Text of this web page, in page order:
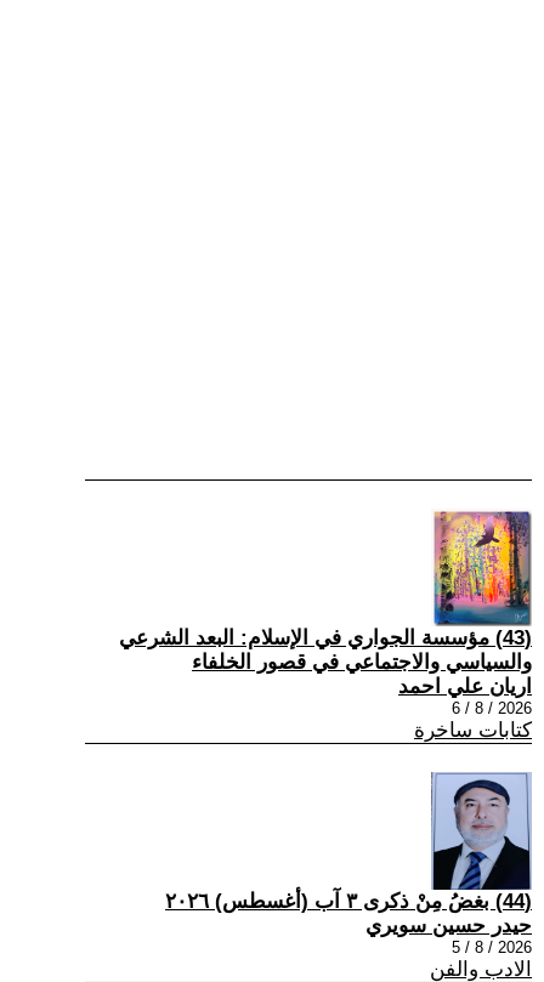
(43) مؤسسة الجواري في الإسلام: البعد الشرعي
والسياسي والاجتماعي في قصور الخلفاء
اريان علي احمد
2026 / 8 / 6
كتابات ساخرة
(44) بغضُ مِنْ ذكرى ٣ آب (أغسطس) ٢٠٢٦
حيدر حسين سويري
2026 / 8 / 5
الادب والفن